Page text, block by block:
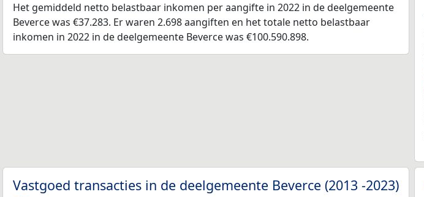
Het gemiddeld netto belastbaar inkomen per aangifte in 2022 in de deelgemeente
Beverce was €37.283. Er waren 2.698 aangiften en het totale netto belastbaar
inkomen in 2022 in de deelgemeente Beverce was €100.590.898.
Vastgoed transacties in de deelgemeente Beverce (2013 -2023)